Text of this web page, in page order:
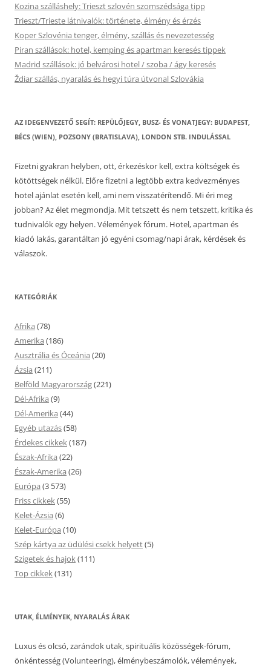
Kozina szálláshely: Trieszt szlovén szomszédsága tipp
Trieszt/Trieste látnivalók: története, élmény és érzés
Koper Szlovénia tenger, élmény, szállás és nevezetesség
Piran szállások: hotel, kemping és apartman keresés tippek
Madrid szállások: jó belvárosi hotel / szoba / ágy keresés
Ždiar szállás, nyaralás és hegyi túra útvonal Szlovákia
AZ IDEGENVEZETŐ SEGÍT: REPÜLŐJEGY, BUSZ- ÉS VONATJEGY: BUDAPEST,
BÉCS (WIEN), POZSONY (BRATISLAVA), LONDON STB. INDULÁSSAL
Fizetni gyakran helyben, ott, érkezéskor kell, extra költségek és
kötöttségek nélkül. Előre fizetni a legtöbb extra kedvezményes
hotel ajánlat esetén kell, ami nem visszatérítendő. Mi éri meg
jobban? Az élet megmondja. Mit tetszett és nem tetszett, kritika és
tudnivalók egy helyen. Vélemények fórum. Hotel, apartman és
kiadó lakás, garantáltan jó egyéni csomag/napi árak, kérdések és
válaszok.
KATEGÓRIÁK
Afrika (78)
Amerika (186)
Ausztrália és Óceánia (20)
Ázsia (211)
Belföld Magyarország(221)
Dél-Afrika (9)
Dél-Amerika (44)
Egyéb utazás(58)
Érdekes cikkek(187)
Észak-Afrika (22)
Észak-Amerika (26)
Európa (3 573)
Friss cikkek(55)
Kelet-Ázsia (6)
Kelet-Európa (10)
Szép kártya az üdülési csekk helyett(5)
Szigetek és hajok(111)
Top cikkek(131)
UTAK, ÉLMÉNYEK, NYARALÁS ÁRAK
Luxus és olcsó, zarándok utak, spirituális közösségek-fórum,
önkéntesség (Volunteering), élménybeszámolók, vélemények,